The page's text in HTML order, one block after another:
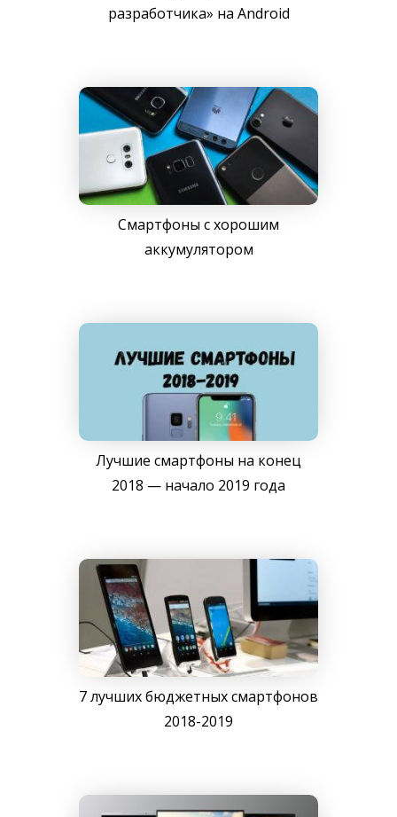
разработчика» на Android
Смартфоны с хорошим
аккумулятором
Лучшие смартфоны на конец
2018 — начало 2019 года
7 лучших бюджетных смартфонов
2018-2019